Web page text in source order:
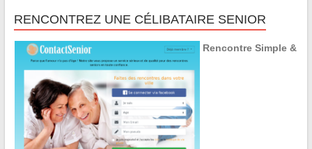
RENCONTREZ UNE CÉLIBATAIRE SENIOR
Rencontre Simple &